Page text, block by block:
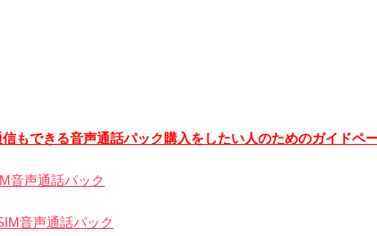
もできる音声通話パック購入をしたい人のためのガイドペ
音声通話パック
音声通話パック